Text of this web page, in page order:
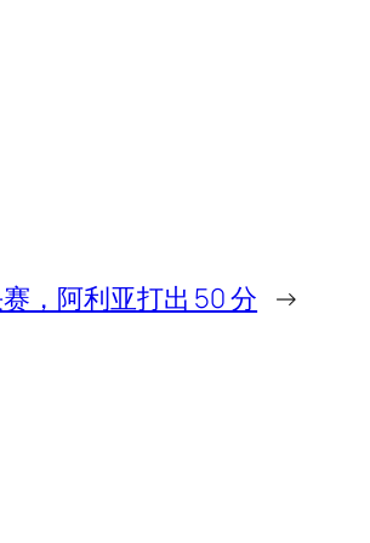
，阿利亚打出 50 分 →